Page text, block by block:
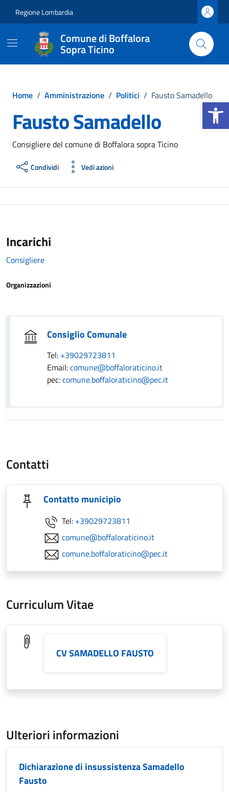
Apri la
Regione Lombardia
Comune di Boffalora
Sopra Ticino
Home / Amministrazione / Politici / Fausto Samadello
Fausto Samadello
Consigliere del comune di Boffalora sopra Ticino
Condividi Vedi azioni
Incarichi
Consigliere
Organizzazioni
Consiglio Comunale
Tel: +39029723811
Email:comune@boffaloraticino.it
pec:comune.boffaloraticino@pec.it
Contatti
Contatto municipio
Tel: +39029723811
comune@boffaloraticino.it
comune.boffaloraticino@pec.it
Curriculum Vitae
CV SAMADELLO FAUSTO
Ulteriori informazioni
Dichiarazione di insussistenza Samadello
Fausto